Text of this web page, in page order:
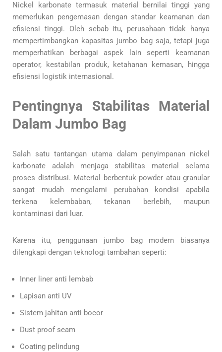
Nickel karbonate termasuk material bernilai tinggi yang
memerlukan pengemasan dengan standar keamanan dan
efisiensi tinggi. Oleh sebab itu, perusahaan tidak hanya
mempertimbangkan kapasitas jumbo bag saja, tetapi juga
memperhatikan berbagai aspek lain seperti keamanan
operator, kestabilan produk, ketahanan kemasan, hingga
efisiensi logistik internasional.
Pentingnya Stabilitas Material
Dalam Jumbo Bag
Salah satu tantangan utama dalam penyimpanan nickel
karbonate adalah menjaga stabilitas material selama
proses distribusi. Material berbentuk powder atau granular
sangat mudah mengalami perubahan kondisi apabila
terkena kelembaban, tekanan berlebih, maupun
kontaminasi dari luar.
Karena itu, penggunaan jumbo bag modern biasanya
dilengkapi dengan teknologi tambahan seperti:
Inner liner anti lembab
Lapisan anti UV
Sistem jahitan anti bocor
Dust proof seam
Coating pelindung